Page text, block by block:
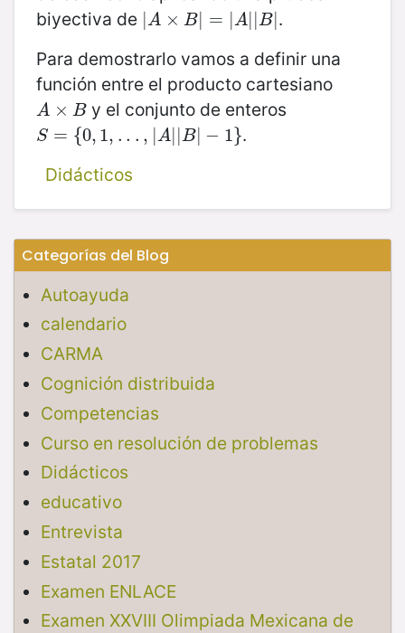
biyectiva de
A × B = A| B|
A×B |= A|| B|
.
Para demostrarlo vamos a definir una
función entre el producto cartesiano
A × B
A×B y el conjunto de enteros
S = {0, 1, . . . , A| B| − 1}
S={0,1,.. .,| A | |B −1
.
Didácticos
Categorías del Blog
Autoayuda
calendario
CARMA
Cognición distribuida
Competencias
Curso en resolución de problemas
Didácticos
educativo
Entrevista
Estatal 2017
Examen ENLACE
Examen XXVIII Olimpiada Mexicana de